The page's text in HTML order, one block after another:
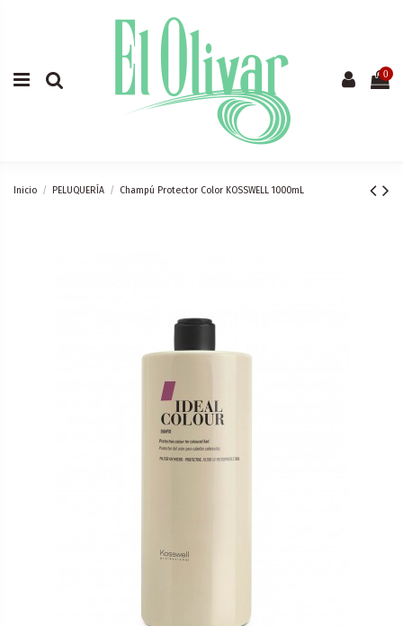
0
Inicio PELUQUERÍA Champú Protector Color KOSSWELL 1000mL